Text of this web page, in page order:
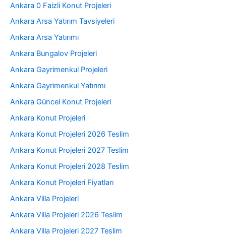
Ankara 0 Faizli Konut Projeleri
Ankara Arsa Yatırım Tavsiyeleri
Ankara Arsa Yatırımı
Ankara Bungalov Projeleri
Ankara Gayrimenkul Projeleri
Ankara Gayrimenkul Yatırımı
Ankara Güncel Konut Projeleri
Ankara Konut Projeleri
Ankara Konut Projeleri 2026 Teslim
Ankara Konut Projeleri 2027 Teslim
Ankara Konut Projeleri 2028 Teslim
Ankara Konut Projeleri Fiyatları
Ankara Villa Projeleri
Ankara Villa Projeleri 2026 Teslim
Ankara Villa Projeleri 2027 Teslim